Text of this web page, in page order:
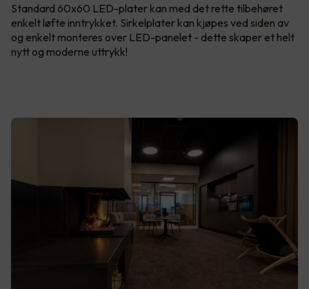
Standard 60x60 LED-plater kan med det rette tilbehøret
enkelt løfte inntrykket. Sirkelplater kan kjøpes ved siden av
og enkelt monteres over LED-panelet - dette skaper et helt
nytt og moderne uttrykk!